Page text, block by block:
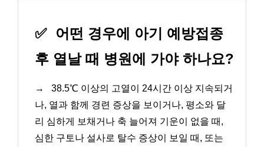
✅
어떤 경우에 아기 예방접종
후 열날 때 병원에 가야 하나요?
→
38.5℃ 이상의 고열이 24시간 이상 지속되거
나, 열과 함께 경련 증상을 보이거나, 평소와 달
리 심하게 보채거나 축 늘어져 기운이 없을 때,
심한 구토나 설사로 탈수 증상이 보일 때, 또는